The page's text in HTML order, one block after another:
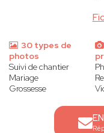
30 types de
photos
Suivi de chantier
Mariage
Grossesse